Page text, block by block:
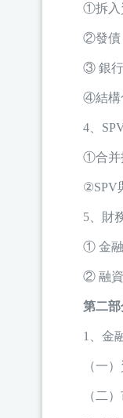
①拆入資
②發債
③ 銀行
④結構化
4、SPV
①合并
②SPV與
5、財務
① 金融
② 融資
第二部
1、金融
（一）
（二）